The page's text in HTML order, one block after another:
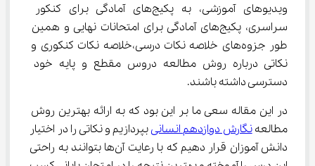
ویدیوهای آموزشی، به پکیج‌های آمادگی برای کنکور
سراسری، پکیج‌های آمادگی برای امتحانات نهایی و همین
طور جزوه‌های خلاصه نکات درسی،خلاصه نکات کنکوری و
نکاتی درباره روش مطالعه دروس مقطع و پایه خود
دسترسی داشته باشند.
در این مقاله سعی ما بر این بود که به ارائه بهترین روش
مطالعه نگارش دوازدهم انسانی بپردازیم و نکاتی را در اختیار
دانش‌ آموزان قرار دهیم که با رعایت آن‌ها بتوانند به راحتی